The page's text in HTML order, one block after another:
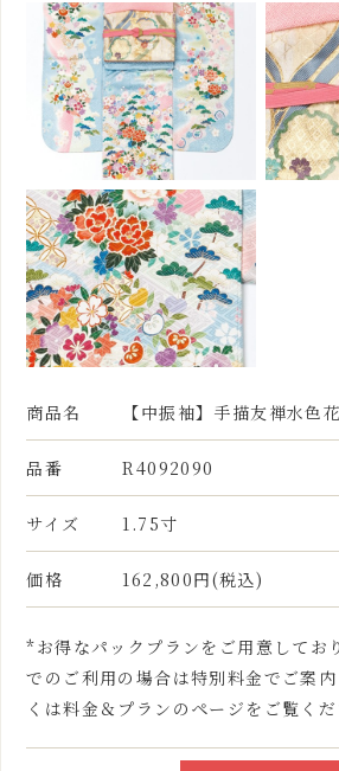
商品名 【中振袖】手描友禅水色
品番 R4092090
サイズ 1.75寸
価格 162,800円(税込)
*お得なパックプランをご用意してお
でのご利用の場合は特別料金でご案
くは料金＆プランのページをご覧く